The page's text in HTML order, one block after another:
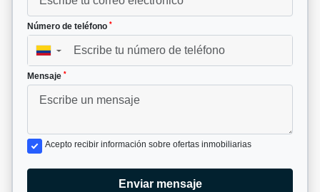
Número de teléfono *
▼
Mensaje *
Acepto recibir información sobre ofertas inmobiliarias
Enviar mensaje